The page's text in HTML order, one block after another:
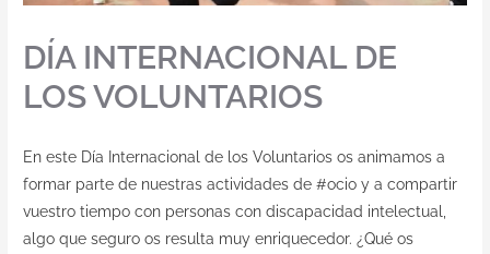
DÍA INTERNACIONAL DE
LOS VOLUNTARIOS
En este Día Internacional de los Voluntarios os animamos a
formar parte de nuestras actividades de #ocio y a compartir
vuestro tiempo con personas con discapacidad intelectual,
algo que seguro os resulta muy enriquecedor. ¿Qué os